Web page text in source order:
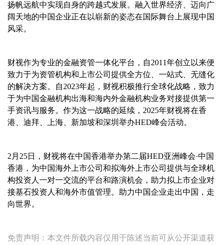
扬帆远航中实现自身的跨越式发展。融入世界经济、迈向广
阔天地的中国企业正在以崭新的姿态在国际舞台上展现中国
风采。
财视作为专业的金融资管一体化平台，自2011年创立以来便
致力于为资管机构和上市公司提供全方位、一站式、无缝化
的解决方案。自2023年起，财视积极推行全球化战略，致力
于为中国金融机构出海和海内外金融机构业务对接提供第一
手资讯与服务。作为这一战略的延续， 2025年财视将在香
港、迪拜、上海、新加坡和深圳举办HED峰会活动。
2 月 25日，财视将在中国香港举办第二届HED亚洲峰会·中国
香港，为中国海外上市公司和拟海外上市公司提供与全球机
构投资人一对一交流的平台和路演机会，助力拟上市企业对
接基石投资人和海外市值管理。助力中国企业走出中国，走
向世界。
免责声明：本文件所载内容仅用于陈述当前可从公开渠道获